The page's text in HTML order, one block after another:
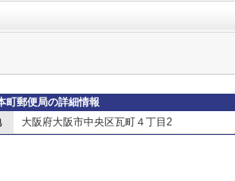
町郵便局の詳細情報
大阪府大阪市中央区瓦町４丁目2